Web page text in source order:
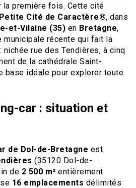
la première fois. Cette cité
Petite Cité de Caractère®, dans
et-Vilaine (35) en Bretagne,
municipale récente qui fait la
rue des Tendières, à cinq
de la cathédrale Saint-
base idéale pour explorer toute
car : situation et
de Dol-de-Bretagne est
(35120 Dol-de-
de 2 500 m² entièrement
16 emplacements délimités